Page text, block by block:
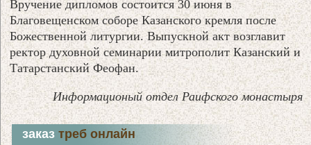
Вручение дипломов состоится 30 июня в
Благовещенском соборе Казанского кремля после
Божественной литургии. Выпускной акт возглавит
ректор духовной семинарии митрополит Казанский и
Татарстанский Феофан.
Информационый отдел Раифского монастыря
заказтреб онлайн